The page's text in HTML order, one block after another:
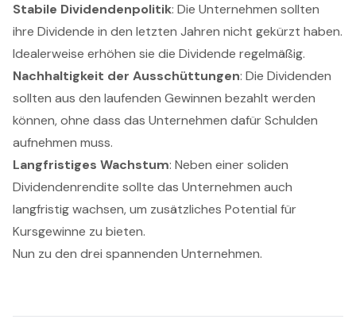
Stabile Dividendenpolitik: Die Unternehmen sollten
ihre Dividende in den letzten Jahren nicht gekürzt haben.
Idealerweise erhöhen sie die Dividende regelmäßig.
Nachhaltigkeit der Ausschüttungen: Die Dividenden
sollten aus den laufenden Gewinnen bezahlt werden
können, ohne dass das Unternehmen dafür Schulden
aufnehmen muss.
Langfristiges Wachstum: Neben einer soliden
Dividendenrendite sollte das Unternehmen auch
langfristig wachsen, um zusätzliches Potential für
Kursgewinne zu bieten.
Nun zu den drei spannenden Unternehmen.